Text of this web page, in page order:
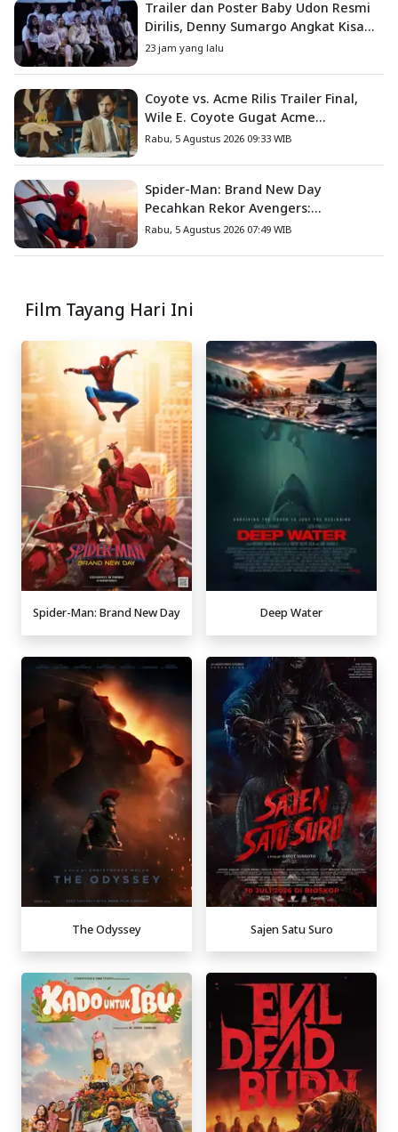
Trailer dan Poster Baby Udon Resmi
Dirilis, Denny Sumargo Angkat Kisah
Nyata Fanny Kondoh
23 jam yang lalu
Coyote vs. Acme Rilis Trailer Final,
Wile E. Coyote Gugat Acme
Corporation ke Pengadilan
Rabu, 5 Agustus 2026 09:33 WIB
Spider-Man: Brand New Day
Pecahkan Rekor Avengers:
Endgame, Cetak Debut Box Office
Rabu, 5 Agustus 2026 07:49 WIB
Film Tayang Hari Ini
Spider-Man: Brand New Day Deep Water
The Odyssey Sajen Satu Suro